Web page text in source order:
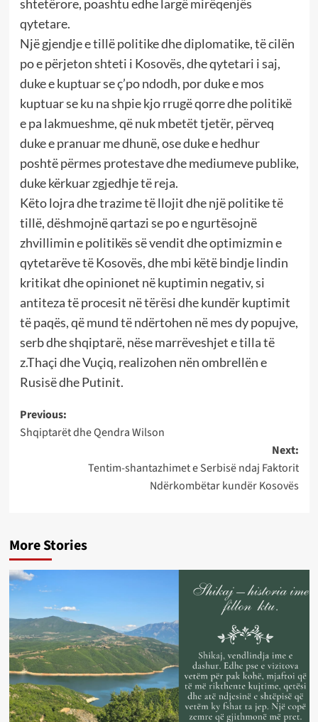
shtetërore, poashtu edhe largë mirëqenjës
qytetare.
Një gjendje e tillë politike dhe diplomatike, të cilën
po e përjeton shteti i Kosovës, dhe qytetari i saj,
duke e kuptuar se ç’po ndodh, por duke e mos
kuptuar se ku na shpie kjo rrugë qorre dhe politikë
e pa lakmueshme, që nuk mbetët tjetër, përveq
duke e pranuar me dhunë, ose duke e hedhur
poshtë përmes protestave dhe mediumeve publike,
duke kërkuar zgjedhje të reja.
Këto lojra dhe trazime të llojit dhe një politike të
tillë, dëshmojnë qartazi se po e ngurtësojnë
zhvillimin e politikës së vendit dhe optimizmin e
qytetarëve të Kosovës, dhe mbi këtë bindje lindin
kritikat dhe opinionet në kuptimin negativ, si
antiteza të procesit në tërësi dhe kundër kuptimit
të paqës, që mund të ndërtohen në mes dy popujve,
serb dhe shqiptarë, nëse marrëveshjet e tilla të
z.Thaçi dhe Vuçiq, realizohen nën ombrellën e
Rusisë dhe Putinit.
Post
navigation
Previous:
Shqiptarët dhe Qendra Wilson
Next:
Tentim-shantazhimet e Serbisë ndaj Faktorit
Ndërkombëtar kundër Kosovës
More Stories